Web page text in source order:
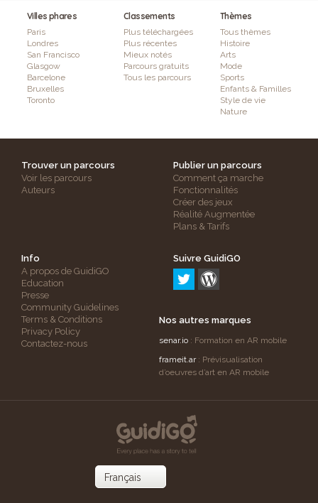
Villes phares
Paris
Londres
San Francisco
Glasgow
Barcelone
Bruxelles
Toronto
Classements
Plus téléchargées
Plus récentes
Mieux notés
Parcours gratuits
Tous les parcours
Thèmes
Tous thèmes
Histoire
Arts
Mode
Sports
Enfants & Familles
Style de vie
Nature
Trouver un parcours
Voir les parcours
Auteurs
Publier un parcours
Comment ça marche
Fonctionnalités
Créer des jeux
Réalité Augmentée
Plans & Tarifs
Info
A propos de GuidiGO
Education
Presse
Community Guidelines
Terms & Conditions
Privacy Policy
Contactez-nous
Suivre GuidiGO
Nos autres marques
senar.io : Formation en AR mobile
frameit.ar: Prévisualisation
d’oeuvres d’art en AR mobile